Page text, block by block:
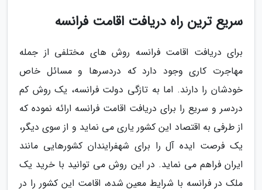
سریع ترین راه دریافت اقامت فرانسه
برای دریافت اقامت فرانسه روش های مختلفی از جمله
مهاجرت کاری وجود دارد که دردسرها و مسائل خاص
خودشان را دارند. اما به تازگی دولت فرانسه، یک روش کم
دردسر و سریع را برای دریافت اقامت فرانسه ارائه نموده که
از طرفی به اقتصاد این کشور یاری می نماید و از سوی دیگر،
یک فرصت ایده آل را برای شهفرایندان کشورهایی مانند
ایران فراهم می نماید. در این روش می توانید با خرید یک
ملک در فرانسه با شرایط معین شده، اقامت این کشور را در